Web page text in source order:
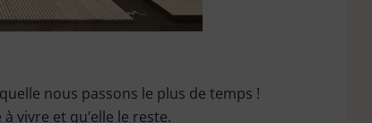
nous passons le plus de temps !
vivre et qu’elle le reste.